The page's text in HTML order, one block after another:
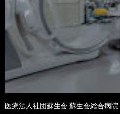
医療法人社団蘇生会 蘇生会総合病院